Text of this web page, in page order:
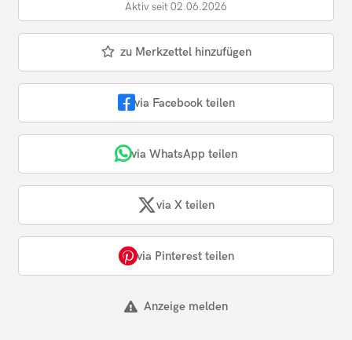
Aktiv seit 02.06.2026
zu Merkzettel hinzufügen
via Facebook teilen
via WhatsApp teilen
via X teilen
via Pinterest teilen
Anzeige melden